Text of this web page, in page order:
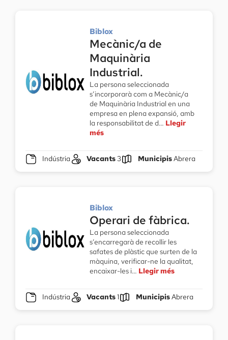
Biblox
Mecànic/a de
Maquinària
Industrial.
La persona seleccionada
s’incorporarà com a Mecànic/a
de Maquinària Industrial en una
empresa en plena expansió, amb
la responsabilitat de d… Llegir
més
Indústria Vacants3 MunicipisAbrera
Biblox
Operari de fàbrica.
La persona seleccionada
s’encarregarà de recollir les
safates de plàstic que surten de la
màquina, verificar-ne la qualitat,
encaixar-les i… Llegir més
Indústria Vacants1 MunicipisAbrera